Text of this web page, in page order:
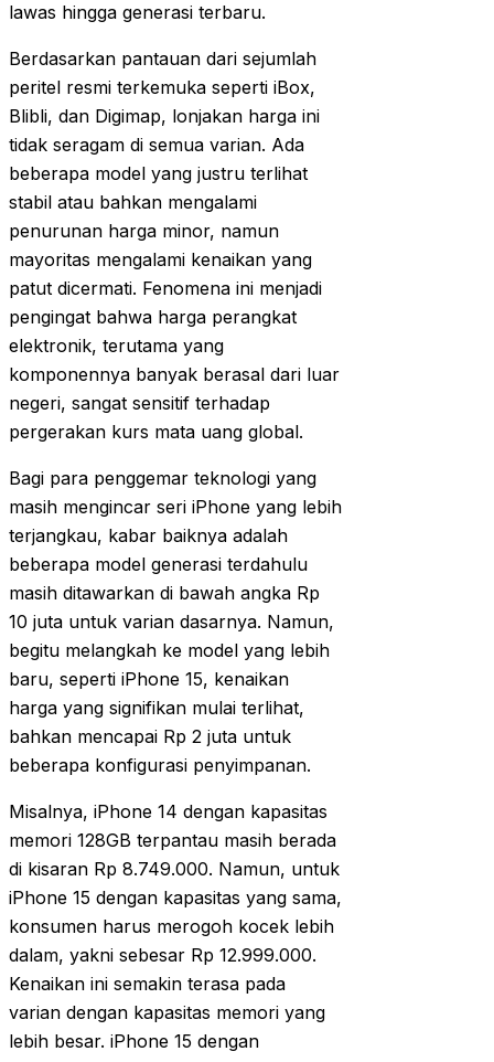
lawas hingga generasi terbaru.
Berdasarkan pantauan dari sejumlah
peritel resmi terkemuka seperti iBox,
Blibli, dan Digimap, lonjakan harga ini
tidak seragam di semua varian. Ada
beberapa model yang justru terlihat
stabil atau bahkan mengalami
penurunan harga minor, namun
mayoritas mengalami kenaikan yang
patut dicermati. Fenomena ini menjadi
pengingat bahwa harga perangkat
elektronik, terutama yang
komponennya banyak berasal dari luar
negeri, sangat sensitif terhadap
pergerakan kurs mata uang global.
Bagi para penggemar teknologi yang
masih mengincar seri iPhone yang lebih
terjangkau, kabar baiknya adalah
beberapa model generasi terdahulu
masih ditawarkan di bawah angka Rp
10 juta untuk varian dasarnya. Namun,
begitu melangkah ke model yang lebih
baru, seperti iPhone 15, kenaikan
harga yang signifikan mulai terlihat,
bahkan mencapai Rp 2 juta untuk
beberapa konfigurasi penyimpanan.
Misalnya, iPhone 14 dengan kapasitas
memori 128GB terpantau masih berada
di kisaran Rp 8.749.000. Namun, untuk
iPhone 15 dengan kapasitas yang sama,
konsumen harus merogoh kocek lebih
dalam, yakni sebesar Rp 12.999.000.
Kenaikan ini semakin terasa pada
varian dengan kapasitas memori yang
lebih besar. iPhone 15 dengan